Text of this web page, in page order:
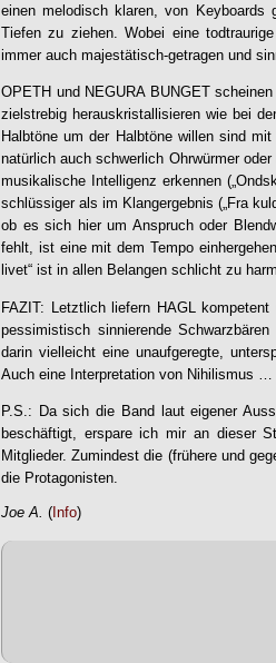
einen melodisch klaren, von Keyboards
Tiefen zu ziehen. Wobei eine
immer auch majestätisch-getragen und
OPETH und NEGURA BUNGET
zielstrebig herauskristallisieren wie bei
Halbtöne um der Halbtöne willen sind
natürlich auch schwerlich Ohrwürmer
musikalische Intelligenz erkennen
schlüssiger als im Klangergebnis („Fra
ob es sich hier um Anspruch oder
fehlt, ist eine mit dem Tempo
livet“ ist in allen Belangen schlicht zu
FAZIT: Letztlich liefern HAGL
pessimistisch sinnierende
darin vielleicht eine unaufgeregte,
Auch eine Interpretation von Nihilismus …
P.S.: Da sich die Band laut eigener
beschäftigt, erspare ich mir an dieser
Mitglieder. Zumindest die (frühere und
die Protagonisten.
Joe A. ( Info)